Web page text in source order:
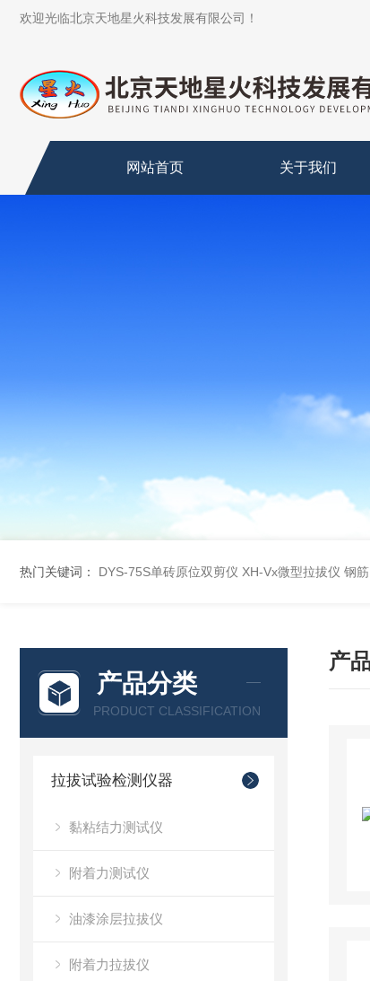
欢迎光临北京天地星火科技发展有限公司！
网站首页 关于我们
热门关键词： DYS-75S单砖原位双剪仪 XH-Vx微型拉拔仪 钢
产品分类
PRODUCT CLASSIFICATION
拉拔试验检测仪器
黏粘结力测试仪
附着力测试仪
油漆涂层拉拔仪
附着力拉拔仪
产